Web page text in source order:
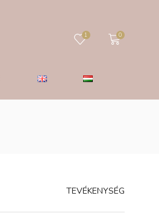
1 0
TEVÉKENYSÉG